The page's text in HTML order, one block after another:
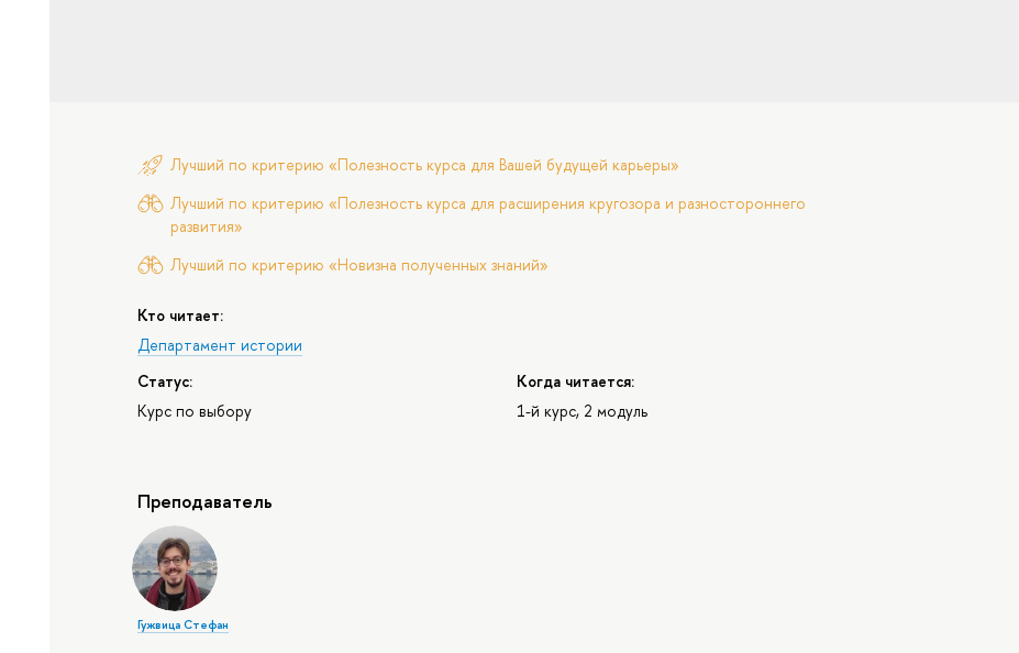
Лучший по критерию «Полезность курса для Вашей будущей карьеры»
Лучший по критерию «Полезность курса для расширения кругозора и разностороннего
развития»
Лучший по критерию «Новизна полученных знаний»
Кто читает:
Департамент истории
Статус:
Курс по выбору
Когда читается:
1-й курс, 2 модуль
Преподаватель
Гужвица Стефан